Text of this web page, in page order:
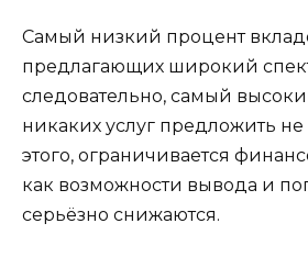
Самый низкий процент
предлагающих широкий
следовательно, самый
никаких услуг предложить
этого, ограничивается
как возможности вывода и
серьёзно снижаются.